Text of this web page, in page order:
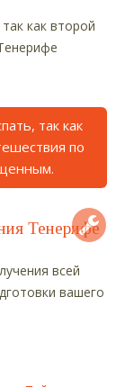
как второй
так как
по
Тенерифе
всей
вашего